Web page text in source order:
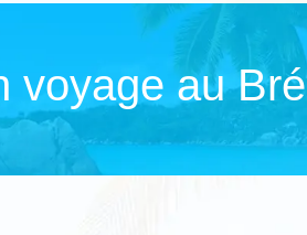
voyage au